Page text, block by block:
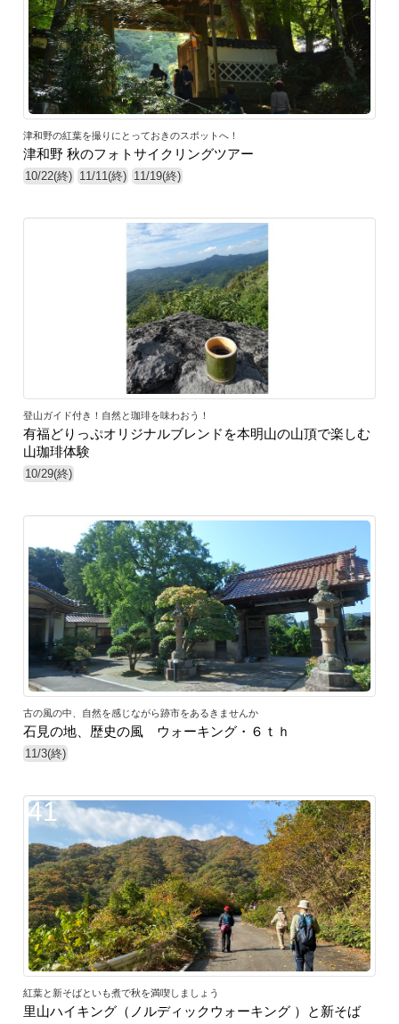
津和野の紅葉を撮りにとっておきのスポットへ！
津和野 秋のフォトサイクリングツアー
10/22(終) 11/11(終) 11/19(終)
登山ガイド付き！自然と珈琲を味わおう！
有福どりっぷオリジナルブレンドを本明山の山頂で楽しむ
山珈琲体験
10/29(終)
古の風の中、自然を感じながら跡市をあるきませんか
石見の地、歴史の風 ウォーキング・６ｔｈ
11/3(終)
41
紅葉と新そばといも煮で秋を満喫しましょう
里山ハイキング（ノルディックウォーキング ）と新そば